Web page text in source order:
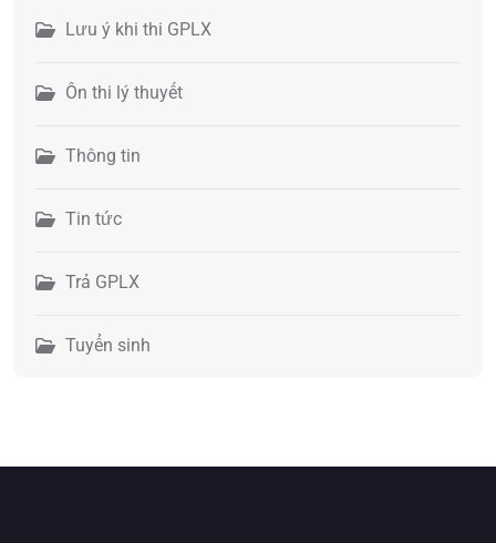
Lưu ý khi thi GPLX
Ôn thi lý thuyết
Thông tin
Tin tức
Trả GPLX
Tuyển sinh